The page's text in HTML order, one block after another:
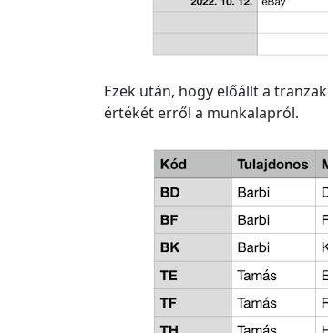
Ezek után, hogy előállt a
értékét erről a munkalapról.